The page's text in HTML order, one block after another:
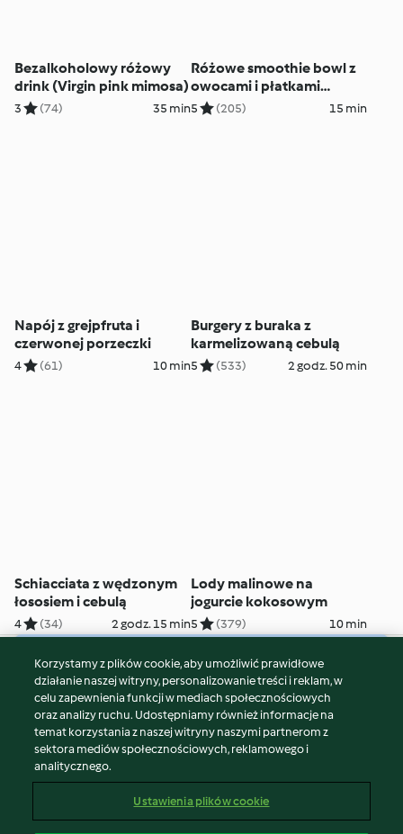
Bezalkoholowy różowy
drink (Virgin pink mimosa)
3 (74) 35 min
Różowe smoothie bowl z
owocami i płatkami
owsianymi
5 (205) 15 min
Napój z grejpfruta i
czerwonej porzeczki
4 (61) 10 min
Burgery z buraka z
karmelizowaną cebulą
5 (533) 2 godz. 50 min
Schiacciata z wędzonym
łososiem i cebulą
4 (34) 2 godz. 15 min
Lody malinowe na
jogurcie kokosowym
5 (379) 10 min
© Copyright 2026
Warunki korzystania
Polityka prywatności
Disclaimer
Znak wydawcy
Zgłoś treść
Korzystamy z plików cookie, aby umożliwić prawidłowe
działanie naszej witryny, personalizowanie treści i reklam, w
celu zapewnienia funkcji w mediach społecznościowych
oraz analizy ruchu. Udostępniamy również informacje na
temat korzystania z naszej witryny naszymi partnerom z
sektora mediów społecznościowych, reklamowego i
analitycznego.
Ustawienia plików cookie